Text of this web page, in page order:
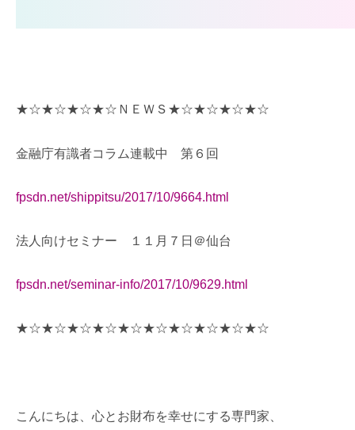
★☆★☆★☆★☆ＮＥＷＳ★☆★☆★☆★☆
金融庁有識者コラム連載中 第６回
fpsdn.net/shippitsu/2017/10/9664.html
法人向けセミナー １１月７日＠仙台
fpsdn.net/seminar-info/2017/10/9629.html
★☆★☆★☆★☆★☆★☆★☆★☆★☆★☆
こんにちは、心とお財布を幸せにする専門家、